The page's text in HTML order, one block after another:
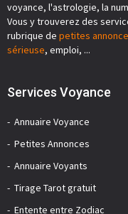
voyance, l'astrologie, la
Vous y trouverez des
rubrique de petites
sérieuse, emploi, ...
Services Voyance
Annuaire Voyance
Petites Annonces
Annuaire Voyants
Tirage Tarot gratuit
Entente entre Zodiac